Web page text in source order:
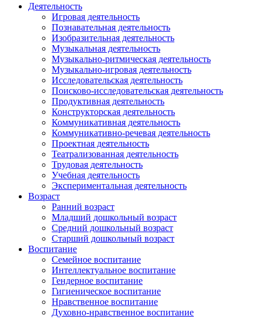
Деятельность
Игровая деятельность
Познавательная деятельность
Изобразительная деятельность
Музыкальная деятельность
Музыкально-ритмическая деятельность
Музыкально-игровая деятельность
Исследовательская деятельность
Поисково-исследовательская деятельность
Продуктивная деятельность
Конструкторская деятельность
Коммуникативная деятельность
Коммуникативно-речевая деятельность
Проектная деятельность
Театрализованная деятельность
Трудовая деятельность
Учебная деятельность
Экспериментальная деятельность
Возраст
Ранний возраст
Младший дошкольный возраст
Средний дошкольный возраст
Старший дошкольный возраст
Воспитание
Семейное воспитание
Интеллектуальное воспитание
Гендерное воспитание
Гигиеническое воспитание
Нравственное воспитание
Духовно-нравственное воспитание